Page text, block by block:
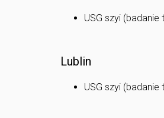
USG szyi (badanie
Lublin
USG szyi (badanie